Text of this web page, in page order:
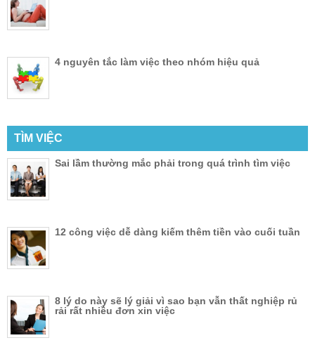
4 nguyên tắc làm việc theo nhóm hiệu quả
TÌM VIỆC
Sai lầm thường mắc phải trong quá trình tìm việc
12 công việc dễ dàng kiếm thêm tiền vào cuối tuần
8 lý do này sẽ lý giải vì sao bạn vẫn thất nghiệp rủ
rải rất nhiều đơn xin việc